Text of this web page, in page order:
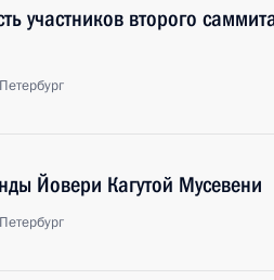
участников второго
Йовери Кагутой Мусевени